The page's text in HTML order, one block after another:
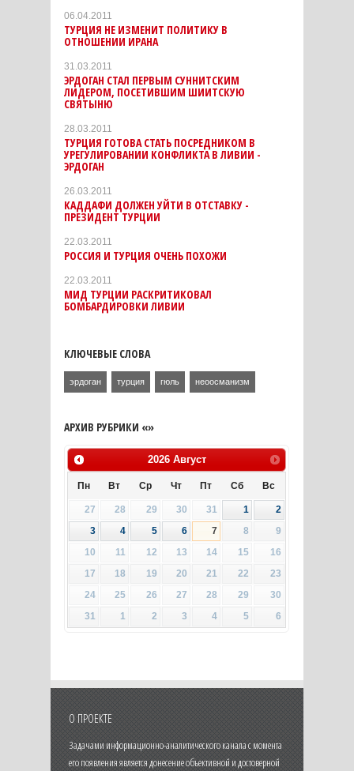
06.04.2011
ТУРЦИЯ НЕ ИЗМЕНИТ ПОЛИТИКУ В
ОТНОШЕНИИ ИРАНА
31.03.2011
ЭРДОГАН СТАЛ ПЕРВЫМ СУННИТСКИМ
ЛИДЕРОМ, ПОСЕТИВШИМ ШИИТСКУЮ
СВЯТЫНЮ
28.03.2011
ТУРЦИЯ ГОТОВА СТАТЬ ПОСРЕДНИКОМ В
УРЕГУЛИРОВАНИИ КОНФЛИКТА В ЛИВИИ -
ЭРДОГАН
26.03.2011
КАДДАФИ ДОЛЖЕН УЙТИ В ОТСТАВКУ -
ПРЕЗИДЕНТ ТУРЦИИ
22.03.2011
РОССИЯ И ТУРЦИЯ ОЧЕНЬ ПОХОЖИ
22.03.2011
МИД ТУРЦИИ РАСКРИТИКОВАЛ
БОМБАРДИРОВКИ ЛИВИИ
КЛЮЧЕВЫЕ СЛОВА
эрдоган турция гюль неоосманизм
АРХИВ РУБРИКИ «»
2026 Август
Пн Вт Ср Чт Пт Сб Вс
27 28 29 30 31 1
2
3
4 5 6 7 8
9
10
11 12 13 14 15
16
17
18 19 20 21 22
23
24
25 26 27 28 29
30
31
1 2 3 4 5 6
О ПРОЕКТЕ
Задачами информационно-аналитического канала с момента
его появления является донесение объективной и достоверной